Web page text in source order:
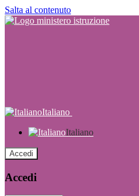
Salta al contenuto
Italiano
Italiano
Accedi
Accedi